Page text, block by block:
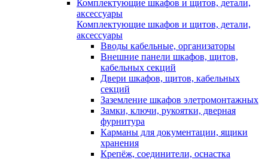
Комплектующие шкафов и щитов, детали,
аксессуары
Комплектующие шкафов и щитов, детали,
аксессуары
Вводы кабельные, организаторы
Внешние панели шкафов, щитов,
кабельных секций
Двери шкафов, щитов, кабельных
секций
Заземление шкафов элетромонтажных
Замки, ключи, рукоятки, дверная
фурнитура
Карманы для документации, ящики
хранения
Крепёж, соединители, оснастка